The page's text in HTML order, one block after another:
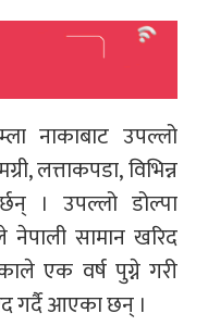
नाकाबाट उपल्लो
लत्ताकपडा, विभिन्न
। उपल्लो डोल्पा
सामान खरिद
एक वर्ष पुग्ने गरी
गर्दै आएका छन् ।